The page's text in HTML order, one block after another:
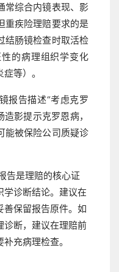
常综合内镜表现、影
重疾险理赔要求的是
肠镜检查时取活检
的病理组织学变化
等）。
报告描述“考虑克罗
影提示克罗恩病，
能被保险公司质疑诊
告是理赔的核心证
学诊断结论。建议在
善保留报告原件。如
诊断，建议在理赔前
充病理检查。